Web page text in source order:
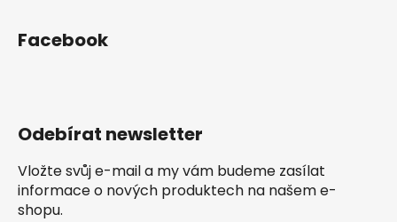
Facebook
Odebírat newsletter
Vložte svůj e-mail a my vám budeme zasílat
informace o nových produktech na našem e-
shopu.